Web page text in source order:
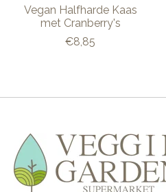
Vegan Halfharde Kaas
met Cranberry's
€8,85